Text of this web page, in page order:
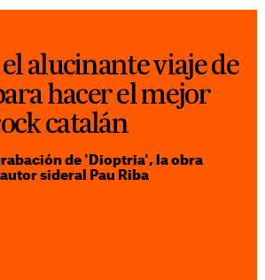
alucinante viaje de
hacer el mejor
catalán
de 'Dioptria', la obra
sideral Pau Riba